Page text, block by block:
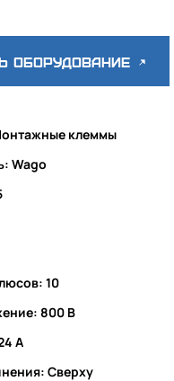
оборудование
клеммы
Wago
10
800 В
А
Сверху